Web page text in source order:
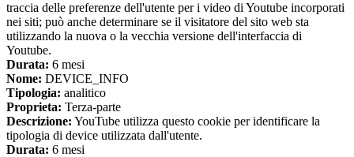
traccia delle preferenze dell'utente per i video di Youtube incorporati
nei siti; può anche determinare se il visitatore del sito web sta
utilizzando la nuova o la vecchia versione dell'interfaccia di
Youtube.
Durata: 6 mesi
Nome: DEVICE_INFO
Tipologia: analitico
Proprieta: Terza-parte
Descrizione: YouTube utilizza questo cookie per identificare la
tipologia di device utilizzata dall'utente.
Durata: 6 mesi